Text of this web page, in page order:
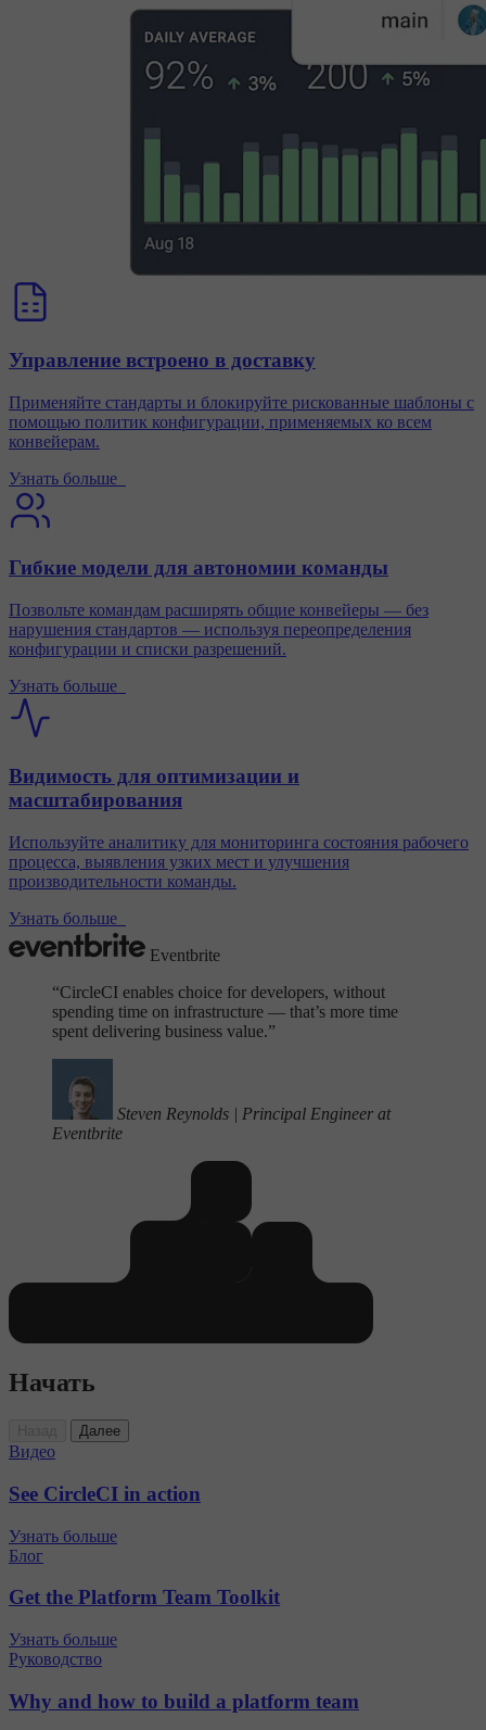
Управление встроено в доставку
Применяйте стандарты и блокируйте рискованные шаблоны с
помощью политик конфигурации, применяемых ко всем
конвейерам.
Узнать больше
Гибкие модели для автономии команды
Позвольте командам расширять общие конвейеры — без
нарушения стандартов — используя переопределения
конфигурации и списки разрешений.
Узнать больше
Видимость для оптимизации и
масштабирования
Используйте аналитику для мониторинга состояния рабочего
процесса, выявления узких мест и улучшения
производительности команды.
Узнать больше
Eventbrite
“CircleCI enables choice for developers, without
spending time on infrastructure — that’s more time
spent delivering business value.”
Steven Reynolds | Principal Engineer at
Eventbrite
Начать
Далее
Видео
See CircleCI in action
Узнать больше
Блог
Get the Platform Team Toolkit
Узнать больше
Руководство
Why and how to build a platform team